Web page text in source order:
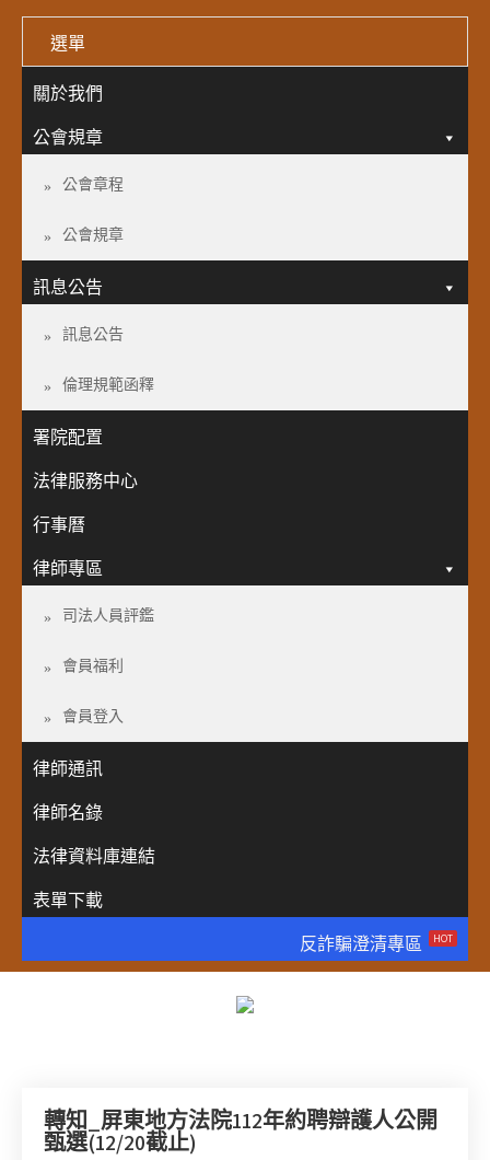
選單
關於我們
公會規章
公會章程
公會規章
訊息公告
訊息公告
倫理規範函釋
署院配置
法律服務中心
行事曆
律師專區
司法人員評鑑
會員福利
會員登入
律師通訊
律師名錄
法律資料庫連結
表單下載
反詐騙澄清專區
HOT
轉知_屏東地方法院112年約聘辯護人公開
甄選(12/20截止)